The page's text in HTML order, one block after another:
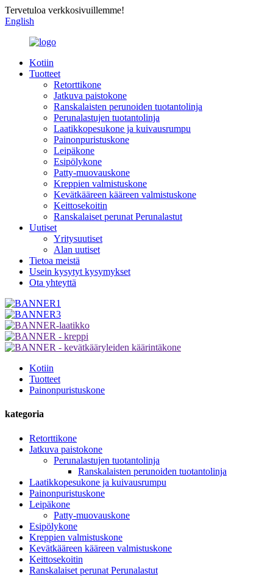
Tervetuloa verkkosivuillemme!
English
Kotiin
Tuotteet
Retorttikone
Jatkuva paistokone
Ranskalaisten perunoiden tuotantolinja
Perunalastujen tuotantolinja
Laatikkopesukone ja kuivausrumpu
Painonpuristuskone
Leipäkone
Esipölykone
Patty-muovauskone
Kreppien valmistuskone
Kevätkääreen kääreen valmistuskone
Keittosekoitin
Ranskalaiset perunat Perunalastut
Uutiset
Yritysuutiset
Alan uutiset
Tietoa meistä
Usein kysytyt kysymykset
Ota yhteyttä
Kotiin
Tuotteet
Painonpuristuskone
kategoria
Retorttikone
Jatkuva paistokone
Perunalastujen tuotantolinja
Ranskalaisten perunoiden tuotantolinja
Laatikkopesukone ja kuivausrumpu
Painonpuristuskone
Leipäkone
Patty-muovauskone
Esipölykone
Kreppien valmistuskone
Kevätkääreen kääreen valmistuskone
Keittosekoitin
Ranskalaiset perunat Perunalastut